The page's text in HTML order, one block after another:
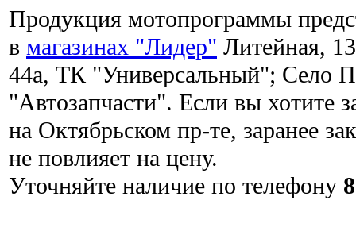
Продукция мотопрограммы
в магазинах "Лидер" Литейная,
44а, ТК "Универсальный"; Село
"Автозапчасти". Если вы хотите
на Октябрьском пр-те, заранее
не повлияет на цену.
Уточняйте наличие по телефону